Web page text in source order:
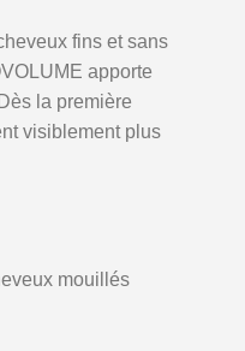
fins et sans
apporte
la première
visiblement plus
mouillés